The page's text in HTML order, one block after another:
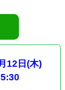
12日 (木)